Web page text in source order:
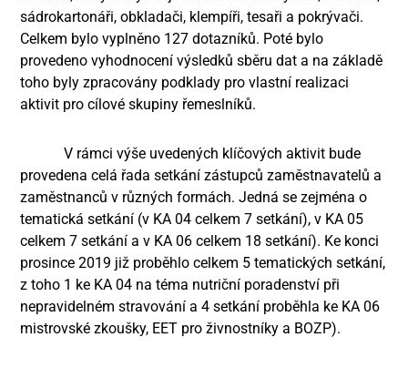
sádrokartonáři, obkladači, klempíři, tesaři a pokrývači.
Celkem bylo vyplněno 127 dotazníků. Poté bylo
provedeno vyhodnocení výsledků sběru dat a na základě
toho byly zpracovány podklady pro vlastní realizaci
aktivit pro cílové skupiny řemeslníků.
V rámci výše uvedených klíčových aktivit bude
provedena celá řada setkání zástupců zaměstnavatelů a
zaměstnanců v různých formách. Jedná se zejména o
tematická setkání (v KA 04 celkem 7 setkání), v KA 05
celkem 7 setkání a v KA 06 celkem 18 setkání). Ke konci
prosince 2019 již proběhlo celkem 5 tematických setkání,
z toho 1 ke KA 04 na téma nutriční poradenství při
nepravidelném stravování a 4 setkání proběhla ke KA 06
mistrovské zkoušky, EET pro živnostníky a BOZP).